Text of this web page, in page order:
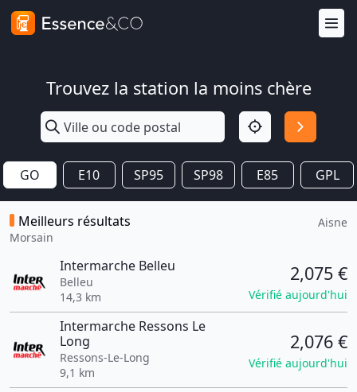
Trouvez la station la moins chère
GO E10 SP95 SP98 E85 GPL
Meilleurs résultats
Morsain
Aisne
Intermarche Belleu
Belleu
14,3 km
2,075 €
Vérifié aujourd'hui
Intermarche Ressons Le
Long
Ressons-Le-Long
9,1 km
2,076 €
Vérifié aujourd'hui